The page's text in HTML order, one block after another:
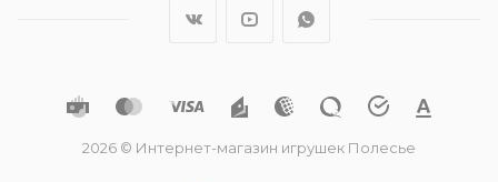
2026 © Интернет-магазин игрушек Полесье